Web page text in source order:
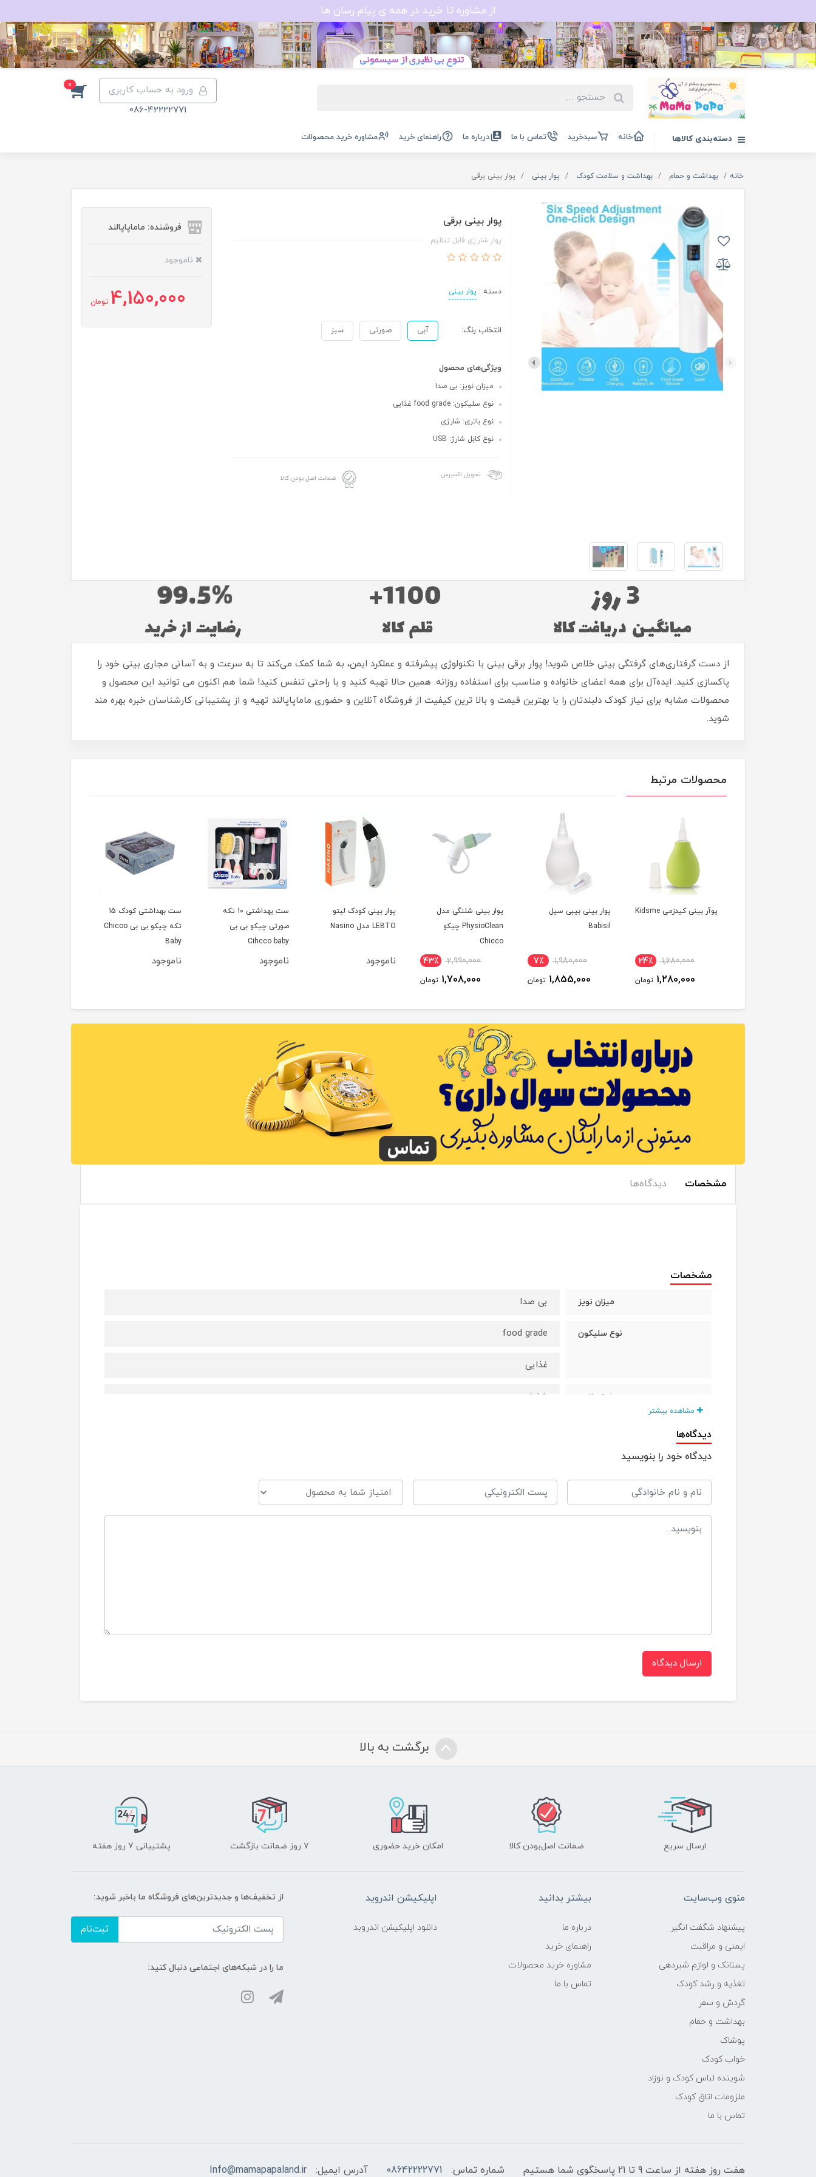
از مشاوره تا خرید در همه ی پیام رسان ها
ورود به حساب کاربری
086-42222771
0
دسته‌بندی کالاها خانه سبدخرید تماس با ما درباره ما راهنمای خرید مشاوره خرید محصولات
خانه بهداشت و حمام بهداشت و سلامت کودک پوار بینی پوار بینی برقی
پوار بینی برقی
پوار شارژی قابل تنظیم
دسته : پوار بینی
انتخاب رنگ: آبی صورتی سبز
ویژگی‌های محصول
میزان نویز: بی صدا
نوع سلیکون: food grade غذایی
نوع باتری: شارژی
نوع کابل شارژ: USB
تحویل اکسپرس ضمانت اصل بودن کالا
فروشنده: ماماپاپالند
ناموجود
4,150,000 تومان
از دست گرفتاری‌های گرفتگی بینی خلاص شوید! پوار برقی بینی با تکنولوژی پیشرفته و عملکرد ایمن، به شما کمک می‌کند تا به سرعت و به آسانی مجاری بینی خود را
پاکسازی کنید. ایده‌آل برای همه اعضای خانواده و مناسب برای استفاده روزانه. همین حالا تهیه کنید و با راحتی تنفس کنید! شما هم اکنون می توانید این محصول و
محصولات مشابه برای نیاز کودک دلبندتان را با بهترین قیمت و بالا ترین کیفیت از فروشگاه آنلاین و حضوری ماماپاپالند تهیه و از پشتیبانی کارشناسان خبره بهره مند
شوید.
محصولات مرتبط
پوآر بینی کیدزمی Kidsme
1,680,000 24٪
1,280,000 تومان
پوار بینی بیبی سیل
Babisil
1,980,000 7٪
1,855,000 تومان
پوار بینی شلنگی مدل
PhysioClean چیکو
Chicco
2,990,000 43٪
1,708,000 تومان
پوار بینی کودک لبتو
LEBTO مدل Nasino
ناموجود
ست بهداشتی 10 تکه
صورتی چیکو بی بی
Cihcco baby
ناموجود
ست بهداشتی کودک 15
تکه چیکو بی بی Chicoo
Baby
ناموجود
مشخصات دیدگاه‌ها
مشخصات
میزان نویز بی صدا
نوع سلیکون food grade
غذایی
نوع باتری شارژی
توسط پزشکان
مشاهده بیشتر
دیدگاه‌ها
دیدگاه خود را بنویسید
ارسال دیدگاه
برگشت به بالا
ارسال سریع ضمانت اصل‌بودن کالا امکان خرید حضوری ۷ روز ضمانت بازگشت پشتیبانی 7 روز هفته
منوی وب‌سایت
پیشنهاد شگفت انگیر
ایمنی و مراقبت
پستانک و لوازم شیردهی
تغذیه و رشد کودک
گردش و سفر
بهداشت و حمام
پوشاک
خواب کودک
شوینده لباس کودک و نوزاد
ملزومات اتاق کودک
تماس با ما
بیشتر بدانید
درباره ما
راهنمای خرید
مشاوره خرید محصولات
تماس با ما
اپلیکیشن اندروید
دانلود اپلیکیشن اندروبد
از تخفیف‌ها و جدیدترین‌های فروشگاه ما باخبر شوید:
ثبت‌نام
ما را در شبکه‌های اجتماعی دنبال کنید:
هفت روز هفته از ساعت 9 تا 21 پاسخگوی شما هستیم شماره تماس: 08642222771 آدرس ایمیل: Info@mamapapaland.ir